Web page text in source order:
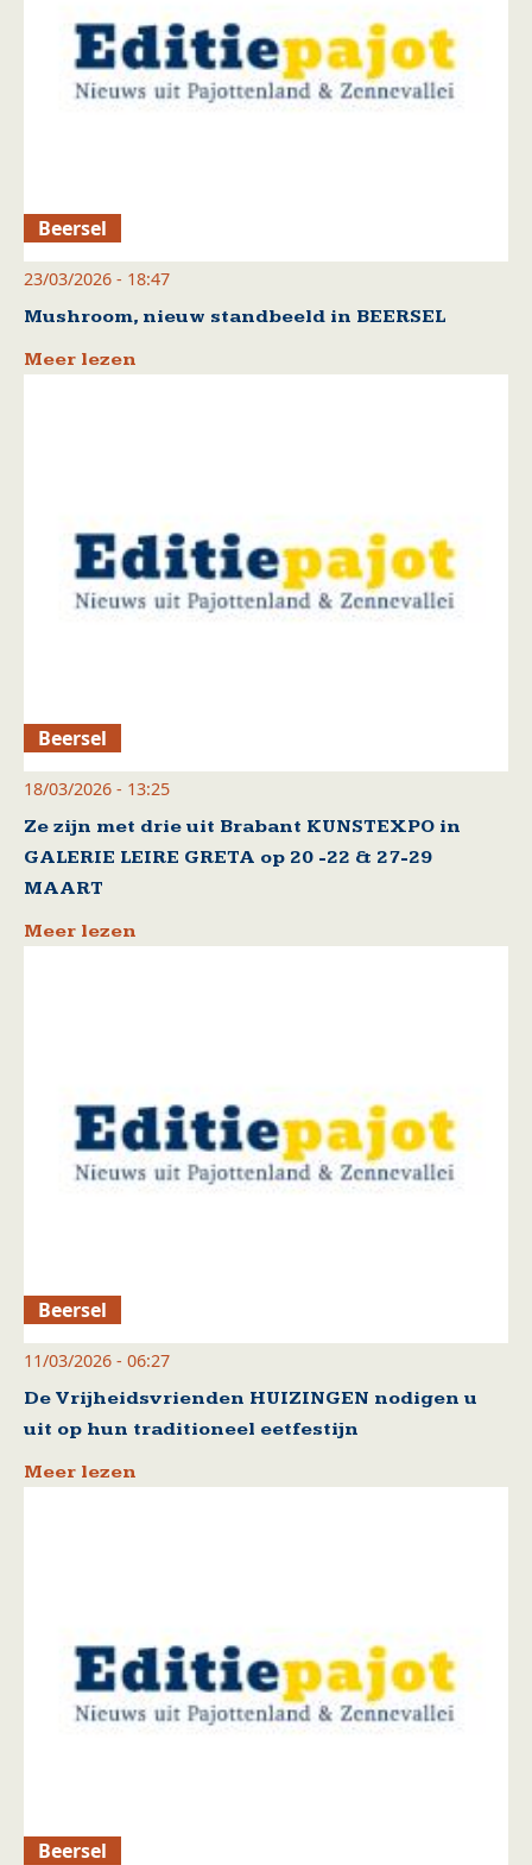
Beersel
23/03/2026 - 18:47
Mushroom, nieuw standbeeld in BEERSEL
Meer lezen
Beersel
18/03/2026 - 13:25
Ze zijn met drie uit Brabant KUNSTEXPO in
GALERIE LEIRE GRETA op 20 -22 & 27-29
MAART
Meer lezen
Beersel
11/03/2026 - 06:27
De Vrijheidsvrienden HUIZINGEN nodigen u
uit op hun traditioneel eetfestijn
Meer lezen
Beersel